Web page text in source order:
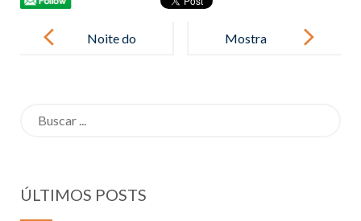
navigation
Noite do
Mostra
Search
ÚLTIMOS POSTS